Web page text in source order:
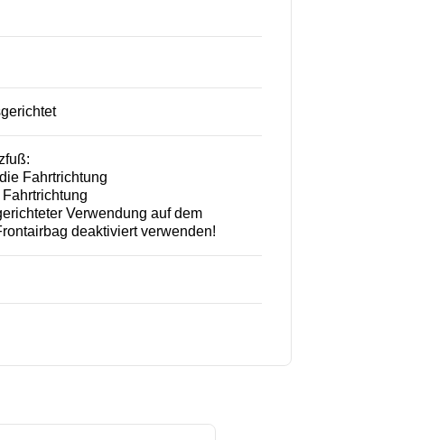
Fahrtrichtung
Verwendung auf dem
deaktiviert verwenden!